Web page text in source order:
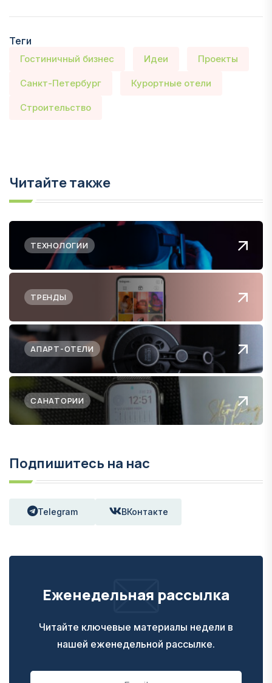
Теги
Гостиничный бизнес Идеи Проекты
Санкт-Петербург Курортные отели
Строительство
Читайте также
ТЕХНОЛОГИИ
ТРЕНДЫ
АПАРТ-ОТЕЛИ
САНАТОРИИ
Подпишитесь на нас
Telegram ВКонтакте
Еженедельная рассылка
Читайте ключевые материалы недели в
нашей еженедельной рассылке.